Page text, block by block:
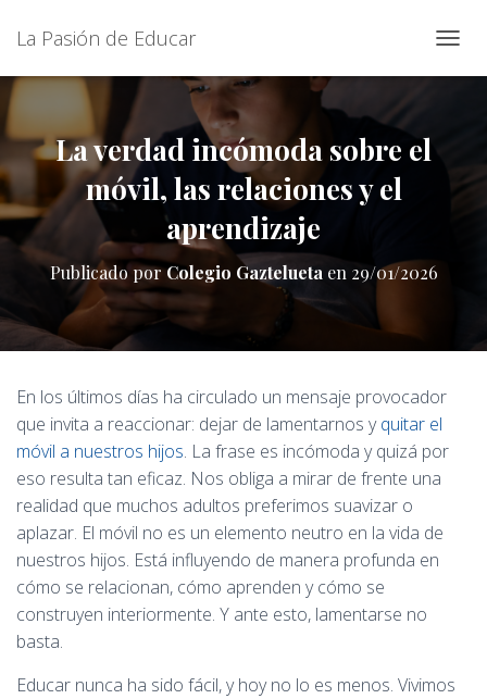
La Pasión de Educar
A
C
La verdad incómoda sobre el
móvil, las relaciones y el
aprendizaje
Publicado porColegio Gaztelueta en 29/01/2026
En los últimos días ha circulado un mensaje provocador
que invita a reaccionar: dejar de lamentarnos yquitar el
móvil a nuestros hijos. La frase es incómoda y quizá por
eso resulta tan eficaz. Nos obliga a mirar de frente una
realidad que muchos adultos preferimos suavizar o
aplazar. El móvil no es un elemento neutro en la vida de
nuestros hijos. Está influyendo de manera profunda en
cómo se relacionan, cómo aprenden y cómo se
construyen interiormente. Y ante esto, lamentarse no
basta.
Educar nunca ha sido fácil, y hoy no lo es menos. Vivimos